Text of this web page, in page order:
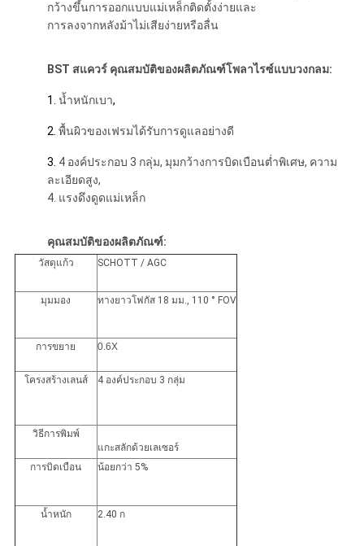
กว้างขึ้นการออกแบบแม่เหล็กติดตั้งง่ายและ
การลงจากหลังม้าไม่เสียง่ายหรือลื่น
BST สแควร์ คุณสมบัติของผลิตภัณฑ์โพลาไรซ์แบบวงกลม:
1. น้ำหนักเบา,
2. พื้นผิวของเฟรมได้รับการดูแลอย่างดี
3. 4 องค์ประกอบ 3 กลุ่ม, มุมกว้างการบิดเบือนต่ำพิเศษ, ความ
ละเอียดสูง,
4. แรงดึงดูดแม่เหล็ก
คุณสมบัติของผลิตภัณฑ์:
วัสดุแก้ว SCHOTT / AGC
มุมมอง ทางยาวโฟกัส 18 มม., 110 ° FOV
การขยาย 0.6X
โครงสร้างเลนส์ 4 องค์ประกอบ 3 กลุ่ม
วิธีการพิมพ์
แกะสลักด้วยเลเซอร์
การบิดเบือน
น้อยกว่า 5%
น้ำหนัก 2.40 ก